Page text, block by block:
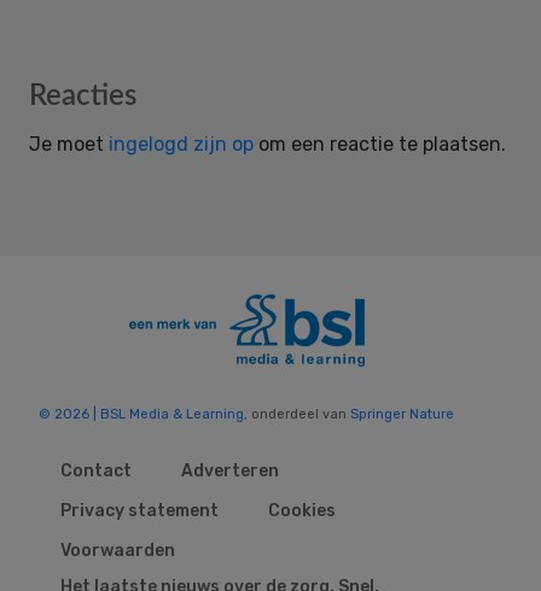
Reader
Reacties
Je moet ingelogd zijn op om een reactie te plaatsen.
© 2026 | BSL Media & Learning, onderdeel van Springer Nature
Contact
Adverteren
Privacy statement
Cookies
Voorwaarden
Het laatste nieuws over de zorg. Snel,